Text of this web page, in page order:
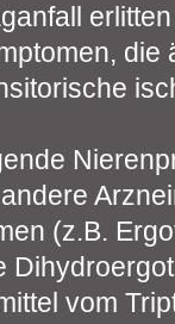
die
(z.B.
vom